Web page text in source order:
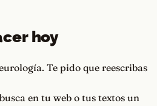
hoy
Te pido que reescribas
en tu web o tus textos un